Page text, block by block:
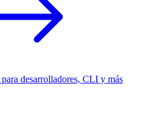
desarrolladores, CLI y más